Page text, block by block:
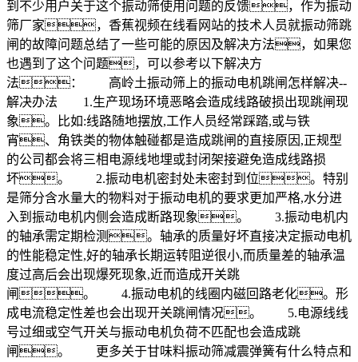
到不少用户关于这个振动筛使用问题的反馈，作为振动
筛厂家，香蕉视频在线看网站的技术人员就振动筛跳
闸的故障问题总结了一些可能的原因及解决方法，如果您
也遇到了这个问题，可以参考以下解决方
法： 高岭土振动筛上的振动电机跳闸怎样解决--
解决办法 1.生产现场环境恶略会造成线路破损出现跳闸现
象。比如:线路随地摆放,工作人员经常踩踏,或与铁
宵、角铁类的物体触碰都是造成跳闸的直接原因,正规型
的公司都会将三相电源线地埋或封闭架接避免造成线路损
坏。 2.振动电机密封处未密封到位。特别
是筛分含水量大的物料对于振动电机的要求更加严格,水分进
入到振动电机内侧会造成断路现象。 3.振动电机内
的轴承需定期检测。轴承的质量好坏直接决定振动电机
的性能稳定性,好的轴承长期运转阻逆很小,而质量差的轴承温
度过高后会出现爆死现象,近而造成开关跳
闸。 4.振动电机的线圈内磁回路老化。形
成电流稳定性差也会出现开关跳闸情况。 5.电源线线
号过细或空气开关与振动电机负荷不匹配也会造成跳
闸。 更多关于甘味料振动筛减震弹簧有什么特点和